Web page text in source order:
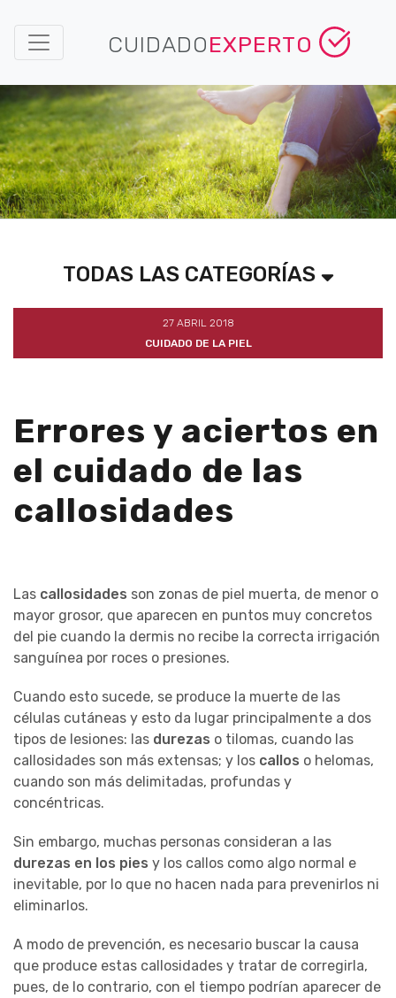
CUIDADOEXPERTO
TODAS LAS CATEGORÍAS
27 ABRIL 2018
CUIDADO DE LA PIEL
Errores y aciertos en
el cuidado de las
callosidades
Las callosidades son zonas de piel muerta, de menor o
mayor grosor, que aparecen en puntos muy concretos
del pie cuando la dermis no recibe la correcta irrigación
sanguínea por roces o presiones.
Cuando esto sucede, se produce la muerte de las
células cutáneas y esto da lugar principalmente a dos
tipos de lesiones: las durezas o tilomas, cuando las
callosidades son más extensas; y los callos o helomas,
cuando son más delimitadas, profundas y
concéntricas.
Sin embargo, muchas personas consideran a las
durezas en los pies y los callos como algo normal e
inevitable, por lo que no hacen nada para prevenirlos ni
eliminarlos.
A modo de prevención, es necesario buscar la causa
que produce estas callosidades y tratar de corregirla,
pues, de lo contrario, con el tiempo podrían aparecer de